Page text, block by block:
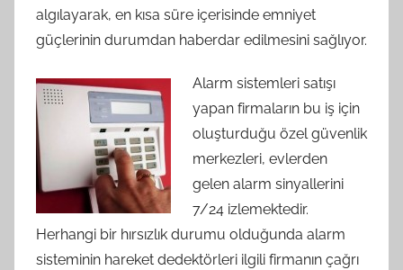
algılayarak, en kısa süre içerisinde emniyet
güçlerinin durumdan haberdar edilmesini sağlıyor.
Alarm sistemleri satışı
yapan firmaların bu iş için
oluşturduğu özel güvenlik
merkezleri, evlerden
gelen alarm sinyallerini
7/24 izlemektedir.
Herhangi bir hırsızlık durumu olduğunda alarm
sisteminin hareket dedektörleri ilgili firmanın çağrı